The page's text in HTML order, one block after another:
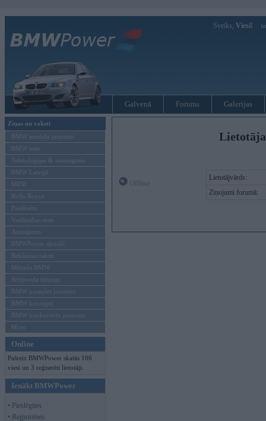
Sveiks, Viesi!
Galvenā Forums Galerijas
Ziņas un raksti
BMW modeļu jaunumi
BMW testi
Tehnoloģijas & sasniegumi
BMW Latvijā
MINI
Rolls-Royce
Pasākumi
Vadāmības tests
Autosports
BMWPower aktuāli
Reklāmas raksti
Mēneša BMW
Sērijveida tūnings
BMW pasaules jaunumi
BMW koncepti
BMW konkurentu jaunumi
Moto
Online
Pašreiz BMWPower skatās 106
viesi un 3 reģistrēti lietotāji.
Ienākt BMWPower
• Pieslēgties
• Reģistrēties
Lietotājvārds:
Ziņojumi forumā: